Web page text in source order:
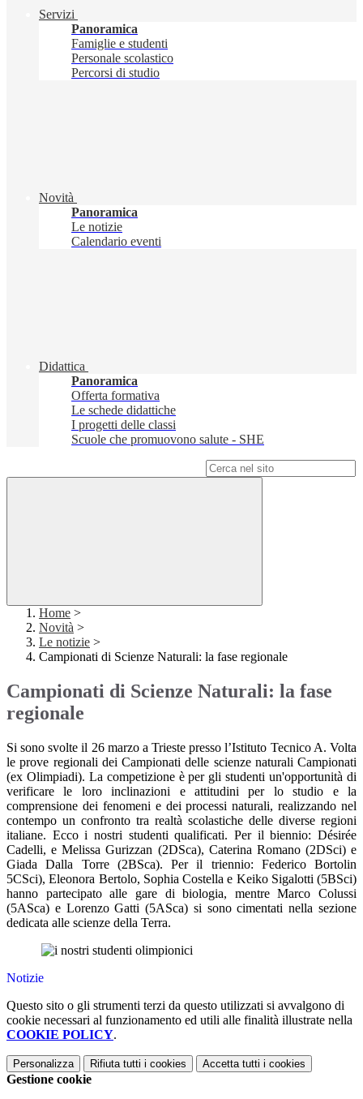
Servizi
Panoramica
Famiglie e studenti
Personale scolastico
Percorsi di studio
Novità
Panoramica
Le notizie
Calendario eventi
Didattica
Panoramica
Offerta formativa
Le schede didattiche
I progetti delle classi
Scuole che promuovono salute - SHE
Home >
Novità >
Le notizie >
Campionati di Scienze Naturali: la fase regionale
Campionati di Scienze Naturali: la fase
regionale
Si sono svolte il 26 marzo a Trieste presso l’Istituto Tecnico A. Volta
le prove regionali dei Campionati delle scienze naturali Campionati
(ex Olimpiadi). La competizione è per gli studenti un'opportunità di
verificare le loro inclinazioni e attitudini per lo studio e la
comprensione dei fenomeni e dei processi naturali, realizzando nel
contempo un confronto tra realtà scolastiche delle diverse regioni
italiane. Ecco i nostri studenti qualificati. Per il biennio: Désirée
Cadelli, e Melissa Gurizzan (2DSca), Caterina Romano (2DSci) e
Giada Dalla Torre (2BSca). Per il triennio: Federico Bortolin
5CSci), Eleonora Bertolo, Sophia Costella e Keiko Sigalotti (5BSci)
hanno partecipato alle gare di biologia, mentre Marco Colussi
(5ASca) e Lorenzo Gatti (5ASca) si sono cimentati nella sezione
dedicata alle scienze della Terra.
Notizie
Questo sito o gli strumenti terzi da questo utilizzati si avvalgono di
cookie necessari al funzionamento ed utili alle finalità illustrate nella
COOKIE POLICY.
Personalizza Rifiuta tutti i cookies Accetta tutti i cookies
Gestione cookie